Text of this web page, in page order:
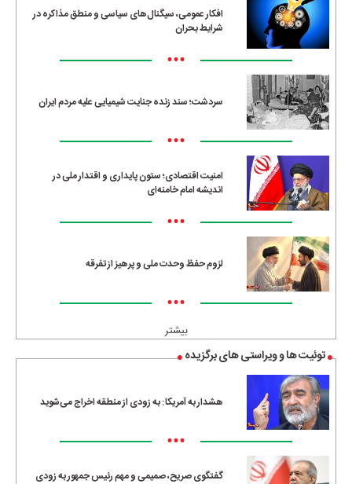
افکار عمومی، سیگنال‌های سیاسی و منطق مذاکره در
شرایط بحران
•••
سردشت؛ سند زنده جنایت شیمیایی علیه مردم ایران
•••
امنیت اقتصادی؛ ستون پایداری و اقتدار ملی در
اندیشه امام خامنه‌ای
•••
لزوم حفظ وحدت ملی و پرهیز از تفرقه
•••
بیشتر
توئیت ها و ویراستی های برگزیده
هشدار به آمریکا: به زودی از منطقه اخراج می‌شوید
•••
گفتگوی صریح، صمیمی و مهم رئیس جمهور به زودی